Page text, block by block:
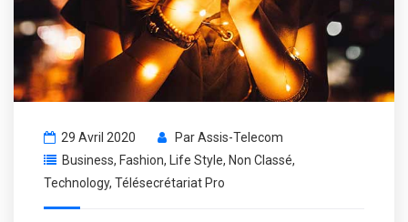
29 Avril 2020 ParAssis-Telecom
Business, Fashion, Life Style, Non Classé,
Technology, Télésecrétariat Pro